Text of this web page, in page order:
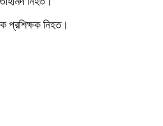
প্রশিক্ষক নিহত।